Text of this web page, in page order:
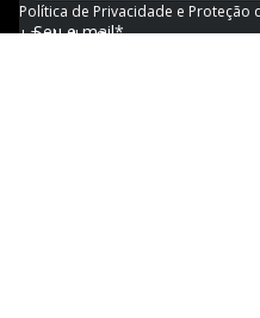
Seu e-mail*
Política de Privacidade e Proteção
|Trabalhe Conosco